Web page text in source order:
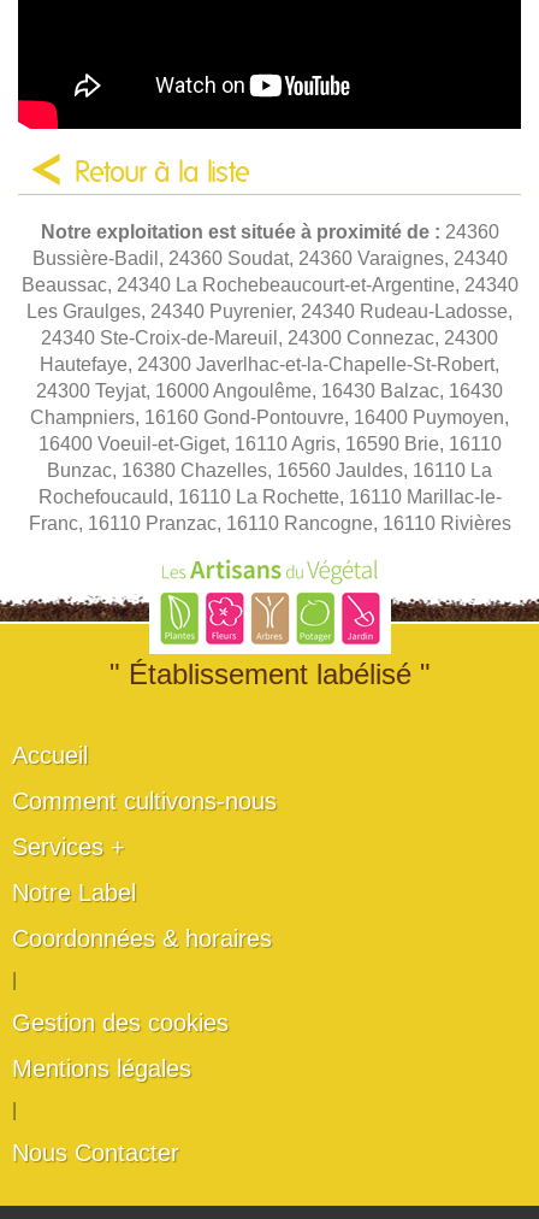
Retour à la liste
Notre exploitation est située à proximité de : 24360
Bussière-Badil, 24360 Soudat, 24360 Varaignes, 24340
Beaussac, 24340 La Rochebeaucourt-et-Argentine, 24340
Les Graulges, 24340 Puyrenier, 24340 Rudeau-Ladosse,
24340 Ste-Croix-de-Mareuil, 24300 Connezac, 24300
Hautefaye, 24300 Javerlhac-et-la-Chapelle-St-Robert,
24300 Teyjat, 16000 Angoulême, 16430 Balzac, 16430
Champniers, 16160 Gond-Pontouvre, 16400 Puymoyen,
16400 Voeuil-et-Giget, 16110 Agris, 16590 Brie, 16110
Bunzac, 16380 Chazelles, 16560 Jauldes, 16110 La
Rochefoucauld, 16110 La Rochette, 16110 Marillac-le-
Franc, 16110 Pranzac, 16110 Rancogne, 16110 Rivières
" Établissement labélisé "
Accueil
Comment cultivons-nous
Services +
Notre Label
Coordonnées & horaires
Gestion des cookies
Mentions légales
Nous Contacter